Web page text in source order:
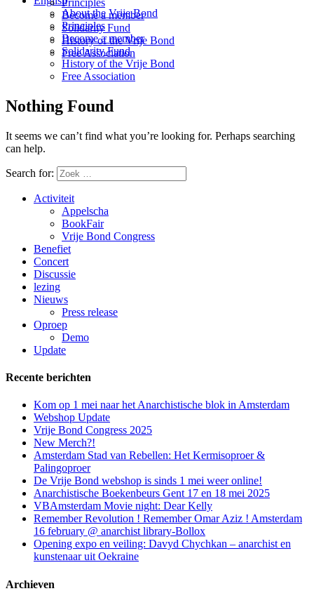
Principles
Become a member
Solidarity Fund
History of the Vrije Bond
Free Association
About the Vrije Bond
Principles
Become a member
Solidarity Fund
History of the Vrije Bond
Free Association
Nothing Found
It seems we can’t find what you’re looking for. Perhaps searching
can help.
Search for:
Activiteit
Appelscha
BookFair
Vrije Bond Congress
Benefiet
Concert
Discussie
lezing
Nieuws
Press release
Oproep
Demo
Update
Recente berichten
Kom op 1 mei naar het Anarchistische blok in Amsterdam
Webshop Update
Vrije Bond Congress 2025
New Merch?!
Amsterdam Stad van Rebellen: Het Kermisoproer &
Palingoproer
De Vrije Bond webshop is sinds 1 mei weer online!
Anarchistische Boekenbeurs Gent 17 en 18 mei 2025
VBAmsterdam Movie night: Dear Kelly
Remember Revolution ! Remember Omar Aziz ! Amsterdam
16 february @ anarchist library-Bollox
Opening expo en veiling: Davyd Chychkan – anarchist en
kunstenaar uit Oekraine
Archieven